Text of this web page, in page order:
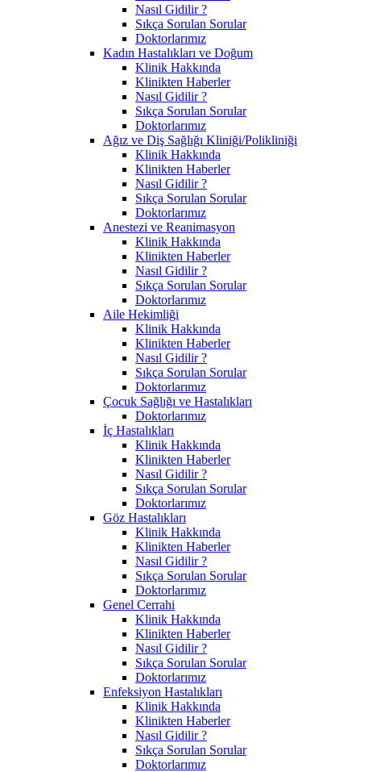
Nasıl Gidilir ?
Sıkça Sorulan Sorular
Doktorlarımız
Kadın Hastalıkları ve Doğum
Klinik Hakkında
Klinikten Haberler
Nasıl Gidilir ?
Sıkça Sorulan Sorular
Doktorlarımız
Ağız ve Diş Sağlığı Kliniği/Polikliniği
Klinik Hakkında
Klinikten Haberler
Nasıl Gidilir ?
Sıkça Sorulan Sorular
Doktorlarımız
Anestezi ve Reanimasyon
Klinik Hakkında
Klinikten Haberler
Nasıl Gidilir ?
Sıkça Sorulan Sorular
Doktorlarımız
Aile Hekimliği
Klinik Hakkında
Klinikten Haberler
Nasıl Gidilir ?
Sıkça Sorulan Sorular
Doktorlarımız
Çocuk Sağlığı ve Hastalıkları
Doktorlarımız
İç Hastalıkları
Klinik Hakkında
Klinikten Haberler
Nasıl Gidilir ?
Sıkça Sorulan Sorular
Doktorlarımız
Göz Hastalıkları
Klinik Hakkında
Klinikten Haberler
Nasıl Gidilir ?
Sıkça Sorulan Sorular
Doktorlarımız
Genel Cerrahi
Klinik Hakkında
Klinikten Haberler
Nasıl Gidilir ?
Sıkça Sorulan Sorular
Doktorlarımız
Enfeksiyon Hastalıkları
Klinik Hakkında
Klinikten Haberler
Nasıl Gidilir ?
Sıkça Sorulan Sorular
Doktorlarımız